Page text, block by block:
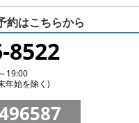
約はこちらから
8522
19:00
年始を除く)